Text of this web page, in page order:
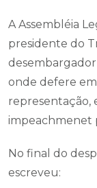
A Assembléia
presidente do
onde defere
representação,
impeachmenet
No final do
escreveu: